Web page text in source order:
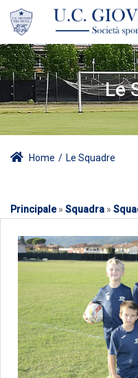
Le
Home / Le Squadre
Principale» Squadra »
Pulcini